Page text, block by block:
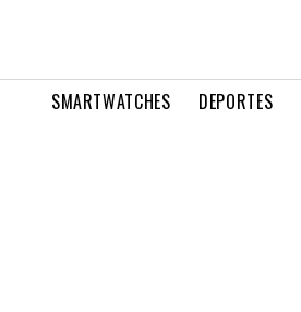
SMARTWATCHES DEPORTES